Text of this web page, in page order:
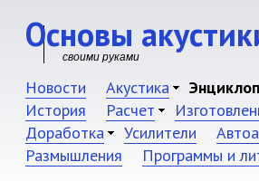
Основы
своими руками
Новости Акустика
История
Расчет
Доработка
Усилители
Размышления
Программы и